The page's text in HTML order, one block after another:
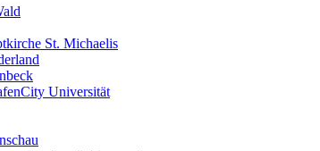
St. Michaelis
Universität